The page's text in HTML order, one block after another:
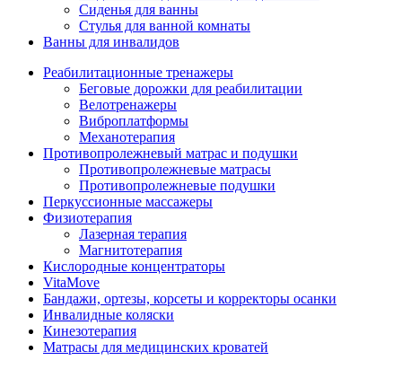
Сиденья для ванны
Стулья для ванной комнаты
Ванны для инвалидов
Реабилитационные тренажеры
Беговые дорожки для реабилитации
Велотренажеры
Виброплатформы
Механотерапия
Противопролежневый матрас и подушки
Противопролежневые матрасы
Противопролежневые подушки
Перкуссионные массажеры
Физиотерапия
Лазерная терапия
Магнитотерапия
Кислородные концентраторы
VitaMove
Бандажи, ортезы, корсеты и корректоры осанки
Инвалидные коляски
Кинезотерапия
Матрасы для медицинских кроватей